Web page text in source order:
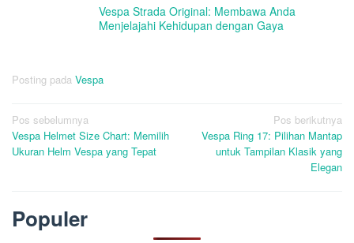
Vespa Strada Original: Membawa Anda
Menjelajahi Kehidupan dengan Gaya
Posting pada Vespa
Navigasi
pos
Pos sebelumnya
Vespa Helmet Size Chart: Memilih
Ukuran Helm Vespa yang Tepat
Pos berikutnya
Vespa Ring 17: Pilihan Mantap
untuk Tampilan Klasik yang
Elegan
Populer